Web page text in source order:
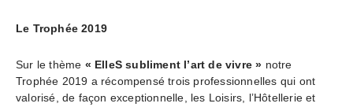
Le Trophée 2019
Sur le thème « ElleS subliment l’art de vivre » notre
Trophée 2019 a récompensé trois professionnelles qui ont
valorisé, de façon exceptionnelle, les Loisirs, l’Hôtellerie et